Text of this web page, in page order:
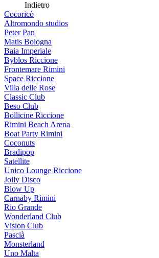
Indietro
Cocoricò
Altromondo studios
Peter Pan
Matis Bologna
Baia Imperiale
Byblos Riccione
Frontemare Rimini
Space Riccione
Villa delle Rose
Classic Club
Beso Club
Bollicine Riccione
Rimini Beach Arena
Boat Party Rimini
Coconuts
Bradipop
Satellite
Unico Lounge Riccione
Jolly Disco
Blow Up
Carnaby Rimini
Rio Grande
Wonderland Club
Vision Club
Pascià
Monsterland
Uno Malta